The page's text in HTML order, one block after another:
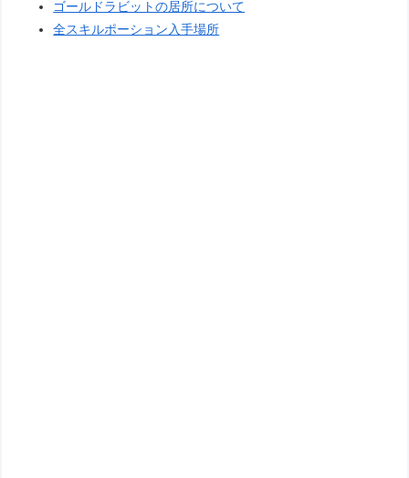
ゴールドラビットの居所について
全スキルポーション入手場所